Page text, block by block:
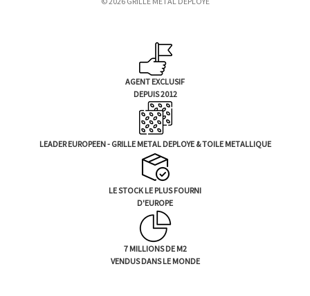
AGENT EXCLUSIF
DEPUIS 2012
LEADER EUROPEEN - GRILLE METAL DEPLOYE & TOILE METALLIQUE
LE STOCK LE PLUS FOURNI
D'EUROPE
7 MILLIONS DE M2
VENDUS DANS LE MONDE